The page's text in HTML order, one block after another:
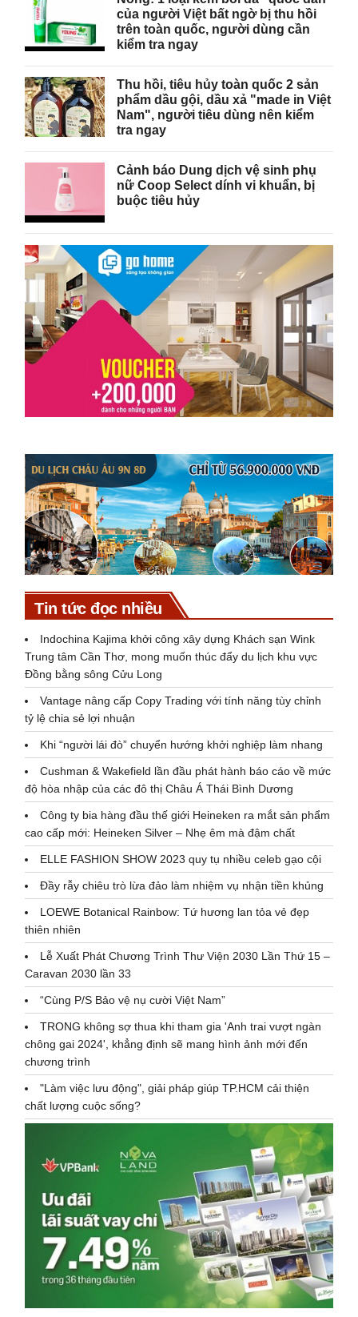
của người Việt bất ngờ bị thu hồi
trên toàn quốc, người dùng cần
kiểm tra ngay
Thu hồi, tiêu hủy toàn quốc 2 sản
phẩm dầu gội, dầu xả "made in Việt
Nam", người tiêu dùng nên kiểm
tra ngay
Cảnh báo Dung dịch vệ sinh phụ
nữ Coop Select dính vi khuẩn, bị
buộc tiêu hủy
Tin tức đọc nhiều
Indochina Kajima khởi công xây dựng Khách sạn Wink
Trung tâm Cần Thơ, mong muốn thúc đẩy du lịch khu vực
Đồng bằng sông Cửu Long
Vantage nâng cấp Copy Trading với tính năng tùy chỉnh
tỷ lệ chia sẻ lợi nhuận
Khi “người lái đò” chuyển hướng khởi nghiệp làm nhang
Cushman & Wakefield lần đầu phát hành báo cáo về mức
độ hòa nhập của các đô thị Châu Á Thái Bình Dương
Công ty bia hàng đầu thế giới Heineken ra mắt sản phẩm
cao cấp mới: Heineken Silver – Nhẹ êm mà đậm chất
ELLE FASHION SHOW 2023 quy tụ nhiều celeb gạo cội
Đầy rẫy chiêu trò lừa đảo làm nhiệm vụ nhận tiền khủng
LOEWE Botanical Rainbow: Tứ hương lan tỏa vẻ đẹp
thiên nhiên
Lễ Xuất Phát Chương Trình Thư Viện 2030 Lần Thứ 15 –
Caravan 2030 lần 33
“Cùng P/S Bảo vệ nụ cười Việt Nam”
TRONG không sợ thua khi tham gia 'Anh trai vượt ngàn
chông gai 2024', khẳng định sẽ mang hình ảnh mới đến
chương trình
"Làm việc lưu động", giải pháp giúp TP.HCM cải thiện
chất lượng cuộc sống?